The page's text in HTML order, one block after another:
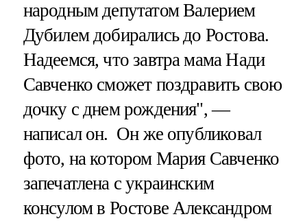
народным депутатом Валерием
Дубилем добирались до Ростова.
Надеемся, что завтра мама Нади
Савченко сможет поздравить свою
дочку с днем рождения", —
написал он. Он же опубликовал
фото, на котором Мария Савченко
запечатлена с украинским
консулом в Ростове Александром